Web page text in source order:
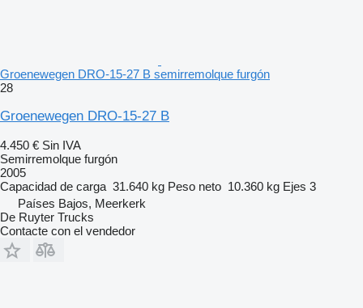
Groenewegen DRO-15-27 B semirremolque furgón
28
Groenewegen DRO-15-27 B
4.450 € Sin IVA
Semirremolque furgón
2005
Capacidad de carga 31.640 kg Peso neto 10.360 kg Ejes 3
Países Bajos, Meerkerk
De Ruyter Trucks
Contacte con el vendedor